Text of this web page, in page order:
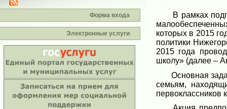
Форма входа
Электронные услуги
В рамках
которых в 2015
политики
2015 года
школу» (далее –
Основная
семьям,
первоклассников